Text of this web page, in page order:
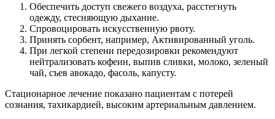
Обеспечить доступ свежего воздуха, расстегнуть
одежду, стесняющую дыхание.
Спровоцировать искусственную рвоту.
Принять сорбент, например, Активированный уголь.
При легкой степени передозировки рекомендуют
нейтрализовать кофеин, выпив сливки, молоко, зеленый
чай, съев авокадо, фасоль, капусту.
Стационарное лечение показано пациентам с потерей
сознания, тахикардией, высоким артериальным давлением.